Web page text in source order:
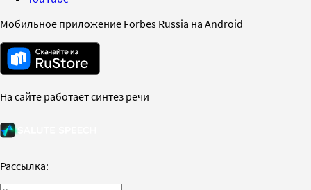
Мобильное приложение Forbes Russia на Android
На сайте работает синтез речи
Рассылка: